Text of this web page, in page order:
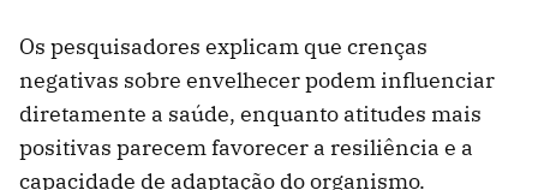
Os pesquisadores explicam que crenças
negativas sobre envelhecer podem influenciar
diretamente a saúde, enquanto atitudes mais
positivas parecem favorecer a resiliência e a
capacidade de adaptação do organismo.